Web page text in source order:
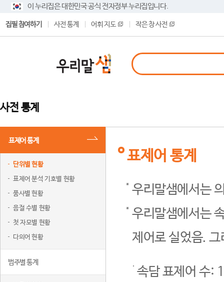
이 누리집은 대한민국 공식 전자정부 누리집입니다.
집필 참여하기 사전 통계 어휘 지도 작은 창 사전
사전 통계
표제어 통계
단위별 현황
표제어 분석 기호별 현황
품사별 현황
음절 수별 현황
첫 자모별 현황
다의어 현황
범주별 통계
표제어 통계
우리말샘에서는
우리말샘에서는
제어로 실었음.
속담 표제어 수: